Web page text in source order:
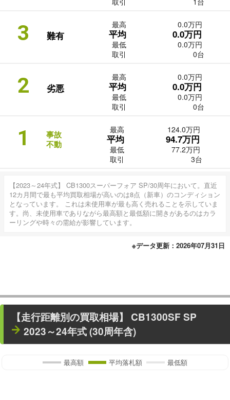
3 難有
最高
平均
最低
取引
0.0万円
0.0万円
0.0万円
0台
2 劣悪
最高
平均
最低
取引
0.0万円
0.0万円
0.0万円
0台
1
事故
不動
最高
平均
最低
取引
124.0万円
94.7万円
77.2万円
3台
【2023～24年式】 CB1300スーパーフォア SP/30周年において。直近
12カ月間で最も平均買取相場が高いのは8点（新車）のコンディション
となっています。 これは未使用車が最も高く売れることを示していま
す。尚、未使用車でありながら最高額と最低額に開きがあるのはカラ
ーリングや時々の需給が影響しています。
※データ更新：2026年07月31日
【走行距離別の買取相場】
CB1300SF SP
2023～24年式 (30周年含)
最高額 平均落札額 最低額